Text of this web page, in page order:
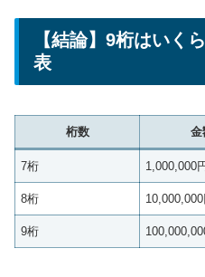
【結論】9桁はいく
表
桁数 金
7桁 1,000,000
8桁 10,000,000
9桁